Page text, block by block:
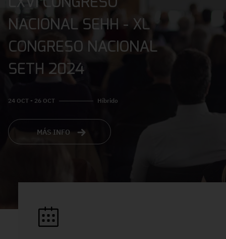
NACIONAL SEHH - XL
CONGRESO NACIONAL
SETH 2024
24 OCT - 26 OCT Híbrido
MÁS INFO